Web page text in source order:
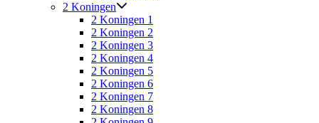
2 Koningen
2 Koningen 1
2 Koningen 2
2 Koningen 3
2 Koningen 4
2 Koningen 5
2 Koningen 6
2 Koningen 7
2 Koningen 8